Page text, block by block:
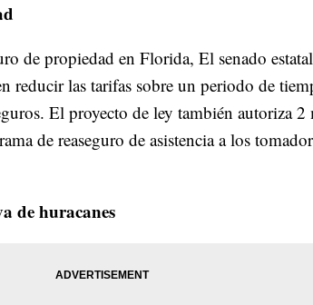
de propiedad en Florida, El senado
reducir las tarifas sobre un periodo de
El proyecto de ley también autoriza
de reaseguro de asistencia a los
de huracanes